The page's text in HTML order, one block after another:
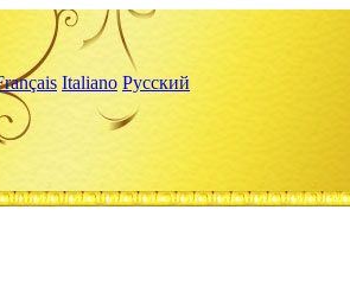
Italiano Русский